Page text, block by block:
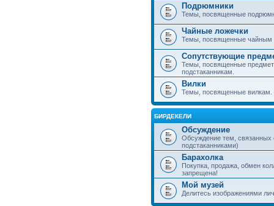
Подрюмники
Темы, посвященные
Чайные ложечки
Темы, посвященные чайным
Сопутствующие
Темы, посвященные
подстаканникам.
Вилки
Темы, посвященные вилкам.
БИРДЕКЕЛИ
Обсуждение
Обсуждение тем,
подстаканниками)
Барахолка
Покупка, продажа, обмен
запрещена!
Мой музей
Делитесь изображениями